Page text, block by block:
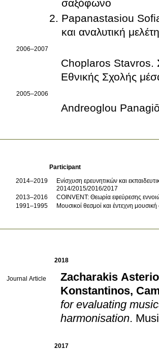
σαξόφωνο
Papanastasiou Sofia. Οι
και αναλυτική μελέτη
2006–2007
Choplaros Stavros.
Εθνικής Σχολής
2005–2006
Andreoglou
Participant
2014–2019
Ενίσχυση ερευνητικών και
2014/2015/2016/2017
2013–2016
COINVENT: Θεωρία εφεύρεσης
1991–1995
Μουσικοί θεσμοί και έντεχνη
2018
Journal Article
Zacharakis
Konstantinos,
for evaluating
harmonisation.
2017